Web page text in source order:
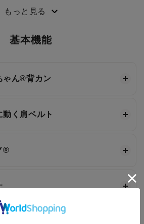
もっと見る
基本機能
ゃん®背カン
動く肩ベルト
®
フックと「ブザー用」のフッ